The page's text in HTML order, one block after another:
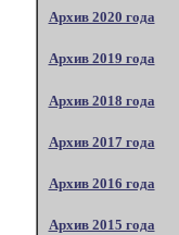
Архив 2020 года
Архив 2019 года
Архив 2018 года
Архив 2017 года
Архив 2016 года
Архив 2015 года